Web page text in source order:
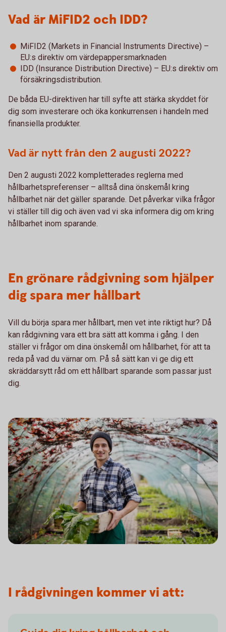
Vad är MiFID2 och IDD?
MiFID2 (Markets in Financial Instruments Directive) –
EU:s direktiv om värdepappersmarknaden
IDD (Insurance Distribution Directive) – EU:s direktiv om
försäkringsdistribution.
De båda EU-direktiven har till syfte att stärka skyddet för
dig som investerare och öka konkurrensen i handeln med
finansiella produkter.
Vad är nytt från den 2 augusti 2022?
Den 2 augusti 2022 kompletterades reglerna med
hållbarhetspreferenser – alltså dina önskemål kring
hållbarhet när det gäller sparande. Det påverkar vilka frågor
vi ställer till dig och även vad vi ska informera dig om kring
hållbarhet inom sparande.
En grönare rådgivning som hjälper
dig spara mer hållbart
Vill du börja spara mer hållbart, men vet inte riktigt hur? Då
kan rådgivning vara ett bra sätt att komma i gång. I den
ställer vi frågor om dina önskemål om hållbarhet, för att ta
reda på vad du värnar om. På så sätt kan vi ge dig ett
skräddarsytt råd om ett hållbart sparande som passar just
dig.
I rådgivningen kommer vi att: